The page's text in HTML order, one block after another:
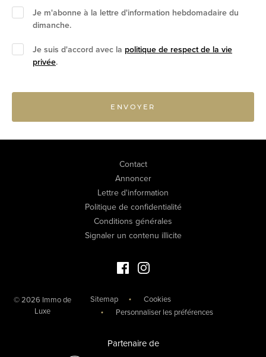
Je m'abonne à la lettre d'information hebdomadaire du
dimanche.
Je suis d'accord avec la politique de respect de la vie
privée.
ENVOYER
Contact
Annoncer
Lettre d'information
Politique de confidentialité
Conditions générales
Signaler un contenu illicite
Facebook Immo de Luxe
Instagram Immo de Luxe
© 2026 Immo de
Luxe
Sitemap
Cookies
Personnaliser les préférences
Partenaire de